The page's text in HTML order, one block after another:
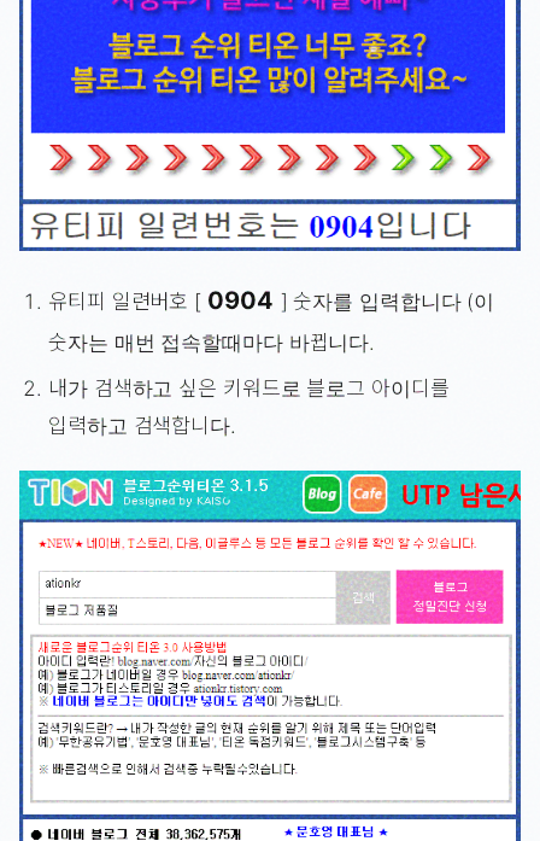
유티피 일련버호 [ 0904 ] 숫자를 입력합니다 (이
숫자는 매번 접속할때마다 바뀝니다.
내가 검색하고 싶은 키워드로 블로그 아이디를
입력하고 검색합니다.